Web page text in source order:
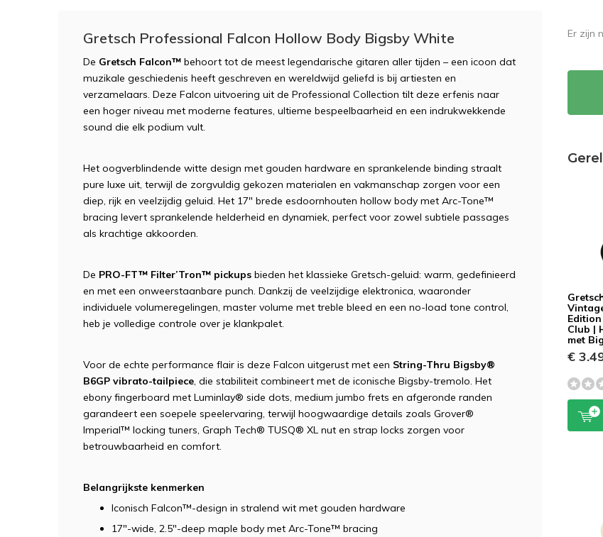
Gretsch Professional Falcon Hollow Body Bigsby White
De Gretsch Falcon™ behoort tot de meest legendarische gitaren aller tijden – een icoon dat
muzikale geschiedenis heeft geschreven en wereldwijd geliefd is bij artiesten en
verzamelaars. Deze Falcon uitvoering uit de Professional Collection tilt deze erfenis naar
een hoger niveau met moderne features, ultieme bespeelbaarheid en een indrukwekkende
sound die elk podium vult.
Het oogverblindende witte design met gouden hardware en sprankelende binding straalt
pure luxe uit, terwijl de zorgvuldig gekozen materialen en vakmanschap zorgen voor een
diep, rijk en veelzijdig geluid. Het 17" brede esdoornhouten hollow body met Arc-Tone™
bracing levert sprankelende helderheid en dynamiek, perfect voor zowel subtiele passages
als krachtige akkoorden.
De PRO-FT™ Filter’Tron™ pickups bieden het klassieke Gretsch-geluid: warm, gedefinieerd
en met een onweerstaanbare punch. Dankzij de veelzijdige elektronica, waaronder
individuele volumeregelingen, master volume met treble bleed en een no-load tone control,
heb je volledige controle over je klankpalet.
Voor de echte performance flair is deze Falcon uitgerust met een String-Thru Bigsby®
B6GP vibrato-tailpiece, die stabiliteit combineert met de iconische Bigsby-tremolo. Het
ebony fingerboard met Luminlay® side dots, medium jumbo frets en afgeronde randen
garandeert een soepele speelervaring, terwijl hoogwaardige details zoals Grover®
Imperial™ locking tuners, Graph Tech® TUSQ® XL nut en strap locks zorgen voor
betrouwbaarheid en comfort.
Belangrijkste kenmerken
Iconisch Falcon™-design in stralend wit met gouden hardware
17"-wide, 2.5"-deep maple body met Arc-Tone™ bracing
Er zijn
Club |
met
€